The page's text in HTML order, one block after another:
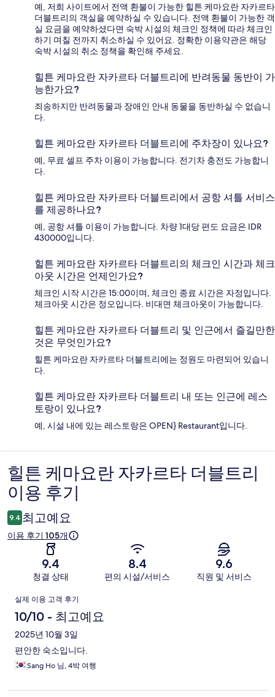
예, 저희 사이트에서 전액 환불이 가능한 힐튼 케마요란 자카르타
더블트리의 객실을 예약하실 수 있습니다. 전액 환불이 가능한 객
실 요금을 예약하셨다면 숙박 시설의 체크인 정책에 따라 체크인
하기 며칠 전까지 취소하실 수 있어요. 정확한 이용약관은 해당
숙박 시설의 취소 정책을 확인해 주세요.
힐튼 케마요란 자카르타 더블트리에 반려동물 동반이 가
능한가요?
죄송하지만 반려동물과 장애인 안내 동물을 동반하실 수 없습니
다.
힐튼 케마요란 자카르타 더블트리에 주차장이 있나요?
예, 무료 셀프 주차 이용이 가능합니다. 전기차 충전도 가능합니
다.
힐튼 케마요란 자카르타 더블트리에서 공항 셔틀 서비스
를 제공하나요?
예, 공항 셔틀 이용이 가능합니다. 차량 1대당 편도 요금은 IDR
430000입니다.
힐튼 케마요란 자카르타 더블트리의 체크인 시간과 체크
아웃 시간은 언제인가요?
체크인 시작 시간은 15:00이며, 체크인 종료 시간은 자정입니다.
체크아웃 시간은 정오입니다. 비대면 체크아웃이 가능합니다.
힐튼 케마요란 자카르타 더블트리 및 인근에서 즐길만한
것은 무엇인가요?
힐튼 케마요란 자카르타 더블트리에는 정원도 마련되어 있습니
다.
힐튼 케마요란 자카르타 더블트리 내 또는 인근에 레스
토랑이 있나요?
예, 시설 내에 있는 레스토랑은 OPEN} Restaurant입니다.
이
용
후
기
힐튼 케마요란 자카르타 더블트리
이용 후기
9.4 최고예요
이용 후기 105개
9.4
청결 상태
8.4
편의 시설/서비스
9.6
직원 및 서비스
이
용
후
기
실제 이용 고객 후기
10/10 - 최고예요
2025년 10월 3일
편안한 숙소입니다.
Sang Ho 님, 4박 여행